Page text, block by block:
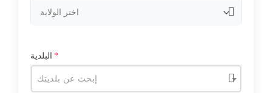
البلدية *
إبحث عن بلديتك